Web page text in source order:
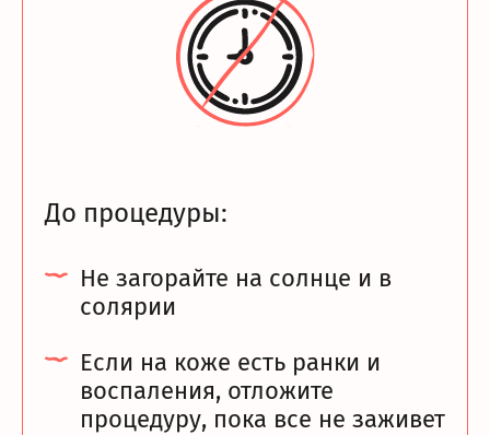
До процедуры:
Не загорайте на солнце и в
солярии
Если на коже есть ранки и
воспаления, отложите
процедуру, пока все не заживет